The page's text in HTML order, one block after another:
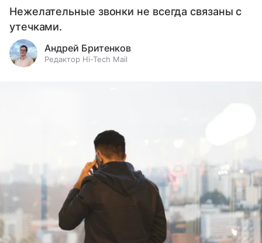
Нежелательные звонки не всегда связаны с
утечками.
Андрей Бритенков
Редактор Hi-Tech Mail